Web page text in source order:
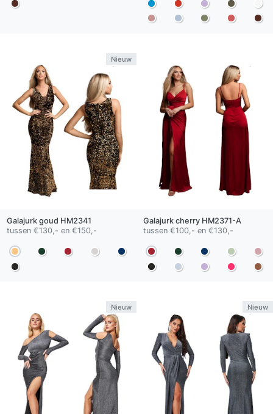
Nieuw
Galajurk goud HM2341
tussen €130,- en €150,-
Galajurk cherryHM2371-A
tussen €100,- en €130,-
Nieuw Nieuw